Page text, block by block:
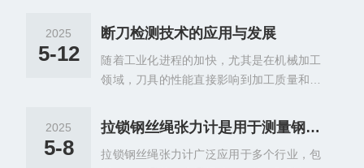
绳张力计广泛应用于各种需要使用钢丝绳的
地等。它能够帮助确保设备的正常运行和安
全操作，防止因张力不足或过载而导致的故
士”，凭借其的性能和广泛的应用，为工业生
产的平稳运行保驾护航。Hansford振动传感
器由英国Hansford公司设计、开发和制造。
该公司成立于2006年，在拥有超过35年振
d的带领下，其产品以高质量、高可靠性和
属、制药、风能、船舶、造纸、煤炭和采石
2025
5-12
断刀检测技术的应用与发展
随着工业化进程的加快，尤其是在机械加工
领域，刀具的性能直接影响到加工质量和生
损、过载、材料问题等原因发生断裂，这不
仅影响生产效率，还可能导致设备损坏或产
品质量不合格。因此，断刀检测技术成为了
2025
5-8
拉锁钢丝绳张力计是用于测量钢丝绳、拉索等柔性绳索张力的仪器
拉锁钢丝绳张力计广泛应用于多个行业，包